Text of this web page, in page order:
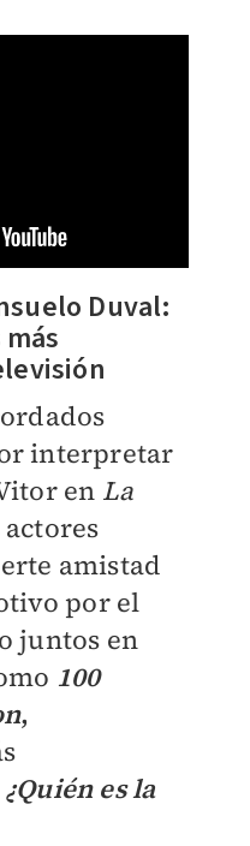
Duval:
interpretar
en La
amistad
por el
juntos en
100
,
¿Quién es la